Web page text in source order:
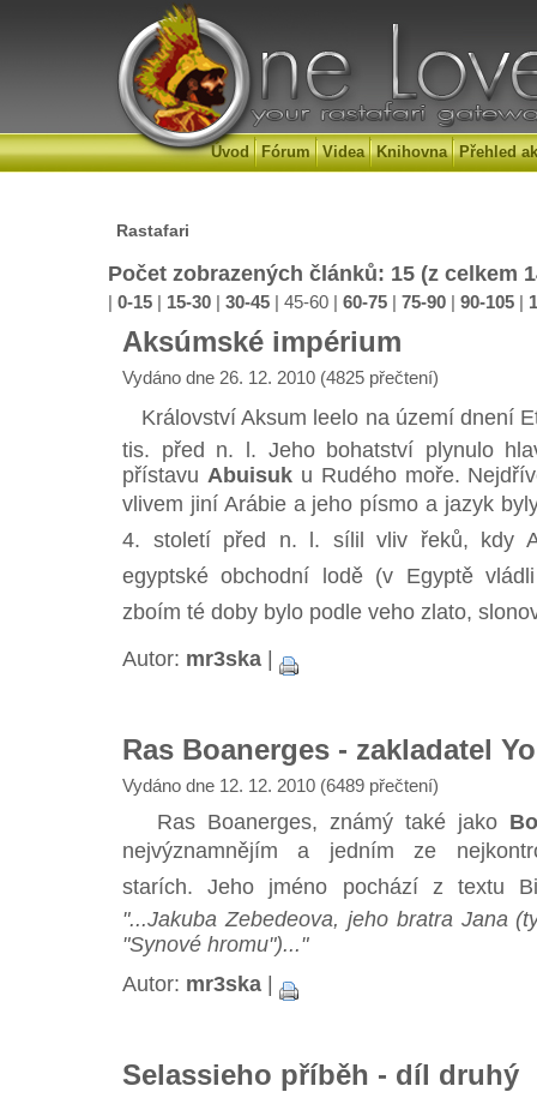
Úvod Fórum Videa Knihovna Přehled
Rastafari
Počet zobrazených článků: 15 (z celkem
| 0-15 | 15-30 | 30-45 | 45-60 | 60-75 | 75-90 | 90-105 |
Aksúmské impérium
Vydáno dne 26. 12. 2010 (4825 přečtení)
Království Aksum leelo na území dnení
tis. před n. l. Jeho bohatství plynulo
přístavu Abuisuku Rudého moře.
vlivem jiní Arábie a jeho písmo a jazyk
4. století před n. l. sílil vliv řeků, kdy
egyptské obchodní lodě (v Egyptě vládli
zboím té doby bylo podle veho zlato,
Autor: mr3ska |
Ras Boanerges - zakladatel
Vydáno dne 12. 12. 2010 (6489 přečtení)
Ras Boanerges, známý také jako
nejvýznamnějím a jedním ze
starích. Jeho jméno pochází z textu
"...Jakuba Zebedeova, jeho bratra Jana
"Synové hromu")..."
Autor: mr3ska |
Selassieho příběh - díl druhý